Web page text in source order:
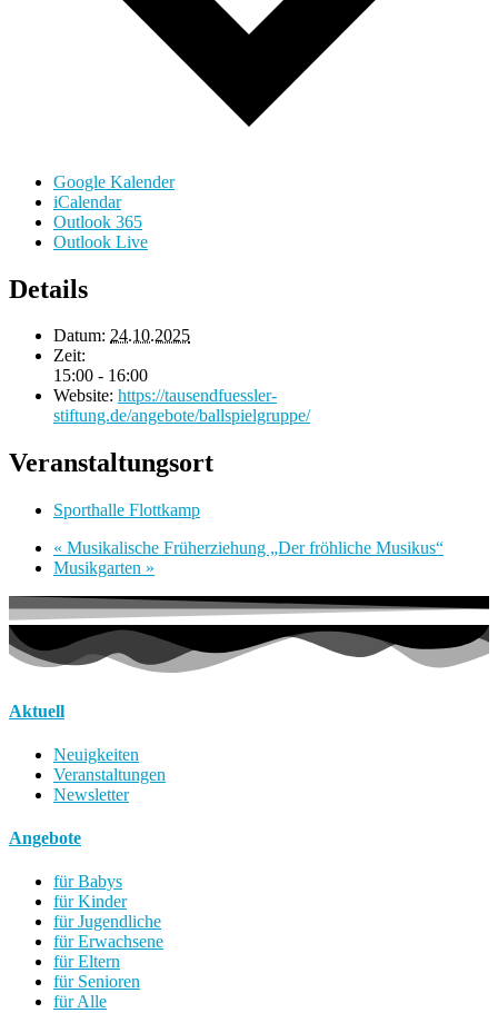
Google Kalender
iCalendar
Outlook 365
Outlook Live
Details
Datum: 24.10.2025
Zeit:
15:00 - 16:00
Website: https://tausendfuessler-
stiftung.de/angebote/ballspielgruppe/
Veranstaltungsort
Sporthalle Flottkamp
« Musikalische Früherziehung „Der fröhliche Musikus“
Musikgarten »
Aktuell
Neuigkeiten
Veranstaltungen
Newsletter
Angebote
für Babys
für Kinder
für Jugendliche
für Erwachsene
für Eltern
für Senioren
für Alle